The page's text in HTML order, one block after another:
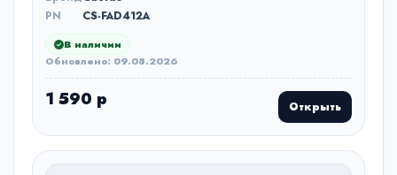
PN
CS-FAD412A
В наличии
Обновлено: 09.08.2026
1 590 р Открыть